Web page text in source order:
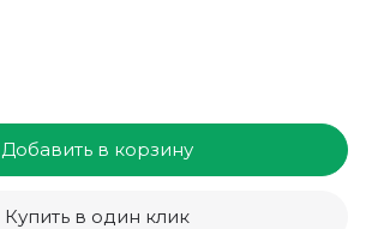
Добавить в корзину
Купить в один клик